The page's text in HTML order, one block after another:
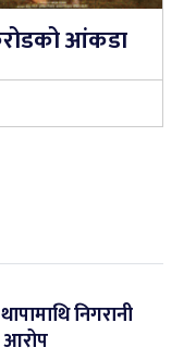
आंकडा
निगरानी
आरोप